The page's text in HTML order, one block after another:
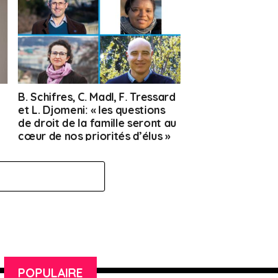
B. Schifres, C. Madl, F. Tressard
et L. Djomeni: « les questions
de droit de la famille seront au
cœur de nos priorités d’élus »
POPULAIRE